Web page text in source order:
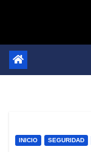
INICIO SEGURIDAD